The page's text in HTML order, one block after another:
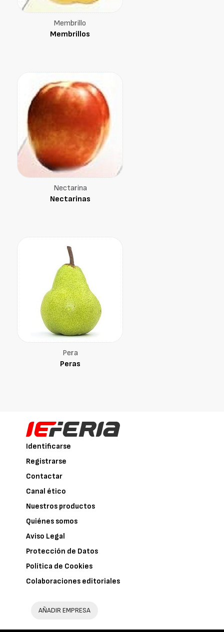
Membrillo
Membrillos
Nectarina
Nectarinas
Pera
Peras
Identificarse
Registrarse
Contactar
Canal ético
Nuestros productos
Quiénes somos
Aviso Legal
Protección de Datos
Política de Cookies
Colaboraciones editoriales
AÑADIR EMPRESA